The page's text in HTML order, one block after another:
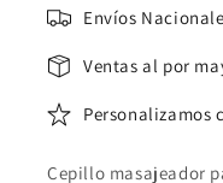
Envíos
Ventas al por
Personalizamos
Cepillo masajeador